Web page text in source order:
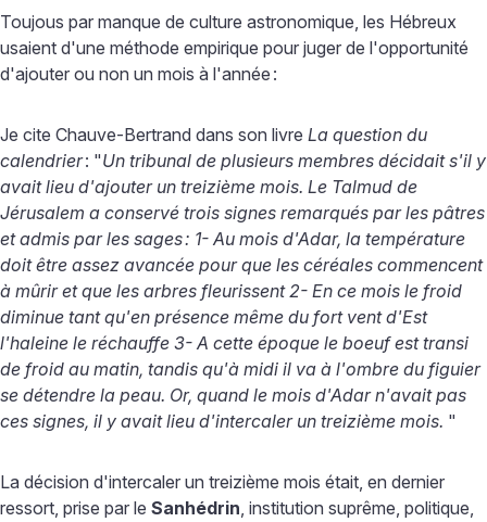
Toujous par manque de culture astronomique, les Hébreux
usaient d'une méthode empirique pour juger de l'opportunité
d'ajouter ou non un mois à l'année :
Je cite Chauve-Bertrand dans son livre La question du
calendrier: "Un tribunal de plusieurs membres décidait s'il y
avait lieu d'ajouter un treizième mois. Le Talmud de
Jérusalem a conservé trois signes remarqués par les pâtres
et admis par les sages: 1- Au mois d'Adar, la température
doit être assez avancée pour que les céréales commencent
à mûrir et que les arbres fleurissent 2- En ce mois le froid
diminue tant qu'en présence même du fort vent d'Est
l'haleine le réchauffe 3- A cette époque le boeuf est transi
de froid au matin, tandis qu'à midi il va à l'ombre du figuier
se détendre la peau. Or, quand le mois d'Adar n'avait pas
ces signes, il y avait lieu d'intercaler un treizième mois. "
La décision d'intercaler un treizième mois était, en dernier
ressort, prise par le Sanhédrin, institution suprême, politique,